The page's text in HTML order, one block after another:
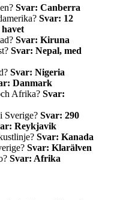
Svar: Canberra
Svar: 12
Svar: Kiruna
Svar: Nepal, med
Svar: Nigeria
Danmark
Afrika? Svar:
Sverige? Svar: 290
Reykjavik
Svar: Kanada
Svar: Klarälven
Svar: Afrika